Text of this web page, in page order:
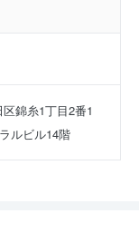
錦糸1丁目2番1
ルビル14階